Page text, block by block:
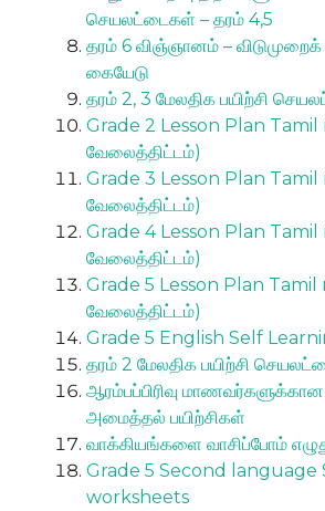
செயலட்டைகள் – தரம் 4,5
தரம் 6 விஞ்ஞானம் – விடுமுறைக்
கையேடு
தரம் 2, 3 மேலதிக பயிற்சி
Grade 2 Lesson Plan
வேலைத்திட்டம்)
Grade 3 Lesson Plan
வேலைத்திட்டம்)
Grade 4 Lesson Plan
வேலைத்திட்டம்)
Grade 5 Lesson Plan Tamil
வேலைத்திட்டம்)
Grade 5 English Self
தரம் 2 மேலதிக பயிற்சி
ஆரம்பப்பிரிவு
அமைத்தல் பயிற்சிகள்
வாக்கியங்களை வாசிப்போம்
Grade 5 Second language
worksheets